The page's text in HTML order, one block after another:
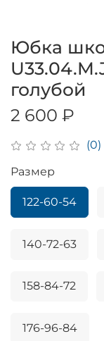
(0)
Юбка
голубой
2 600 ₽
Размер
122-60-54
140-72-63
158-84-72
176-96-84